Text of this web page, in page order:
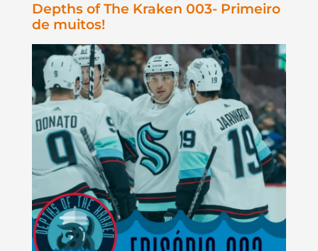
Depths of The Kraken 003- Primeiro
de muitos!